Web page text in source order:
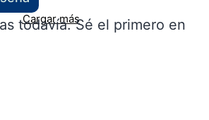
Cargar más
todavía. Sé el primero en